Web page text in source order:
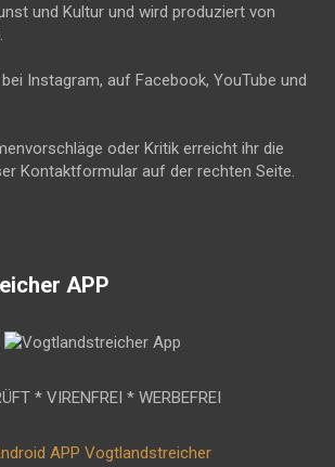
und Kultur und wird produziert von
.
Instagram, auf Facebook, YouTube und
oder Kritik erreicht ihr die
Kontaktformular auf der rechten Seite.
APP
* VIRENFREI * WERBEFREI